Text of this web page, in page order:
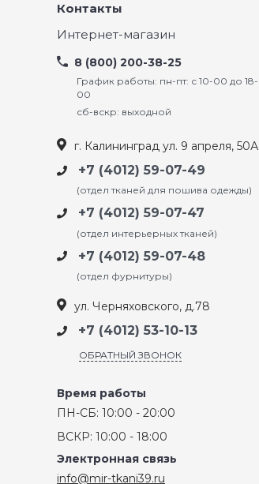
Контакты
Интернет-магазин
8 (800) 200-38-25
График работы: пн-пт: с 10-00 до 18-
00
сб-вскр: выходной
г. Калининград ул. 9 апреля, 50А
+7 (4012) 59-07-49
(отдел тканей для пошива одежды)
+7 (4012) 59-07-47
(отдел интерьерных тканей)
+7 (4012) 59-07-48
(отдел фурнитуры)
ул. Черняховского, д.78
+7 (4012) 53-10-13
ОБРАТНЫЙ ЗВОНОК
Время работы
ПН-СБ: 10:00 - 20:00
ВСКР: 10:00 - 18:00
Электронная связь
info@mir-tkani39.ru